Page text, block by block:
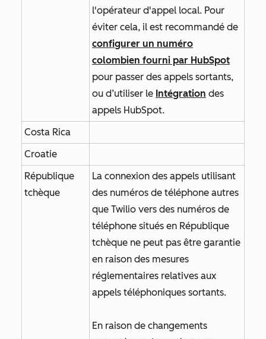
l'opérateur d'appel local. Pour
éviter cela, il est recommandé de
configurer un numéro
colombien fourni par HubSpot
pour passer des appels sortants,
ou d’utiliser le Intégration des
appels HubSpot.
Costa Rica
Croatie
République
tchèque
La connexion des appels utilisant
des numéros de téléphone autres
que Twilio vers des numéros de
téléphone situés en République
tchèque ne peut pas être garantie
en raison des mesures
réglementaires relatives aux
appels téléphoniques sortants.
En raison de changements